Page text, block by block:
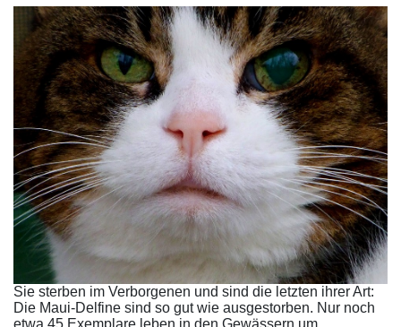
Sie sterben im Verborgenen und sind die letzten ihrer Art:
Die Maui-Delfine sind so gut wie ausgestorben. Nur noch
etwa 45 Exemplare leben in den Gewässern um